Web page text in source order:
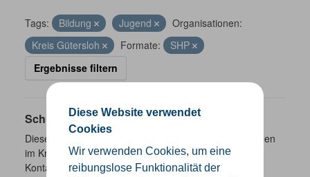
Diese Website verwendet
Cookies
Wir verwenden Cookies, um eine
reibungslose Funktionalität der
Tags: Bildung Jugend
Organisationen:
Kreis Gütersloh
Formate:
SHP
Ergebnisse filtern
Schulen
Dieser Datensatz beinhaltet eine Darstellung der Schulen
im Kreis Gütersloh mit Angaben zu Schulform,
Kontaktmöglichkeiten, Pausenzeiten und Schulträger.